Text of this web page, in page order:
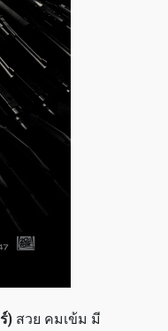
) สวย คมเข้ม มี